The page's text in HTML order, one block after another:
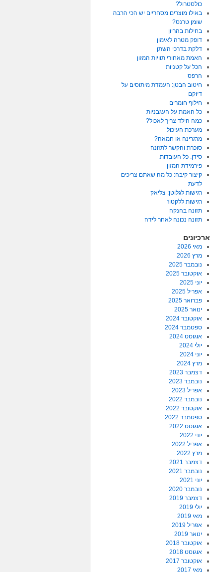
כולסטרול?
באילו מוצרים מסחריים יש הכי הרבה
שומן טרנס?
בחילות בהריון
דופק מטרה לאימון
דלקת בדרכי השתן
האמת מאחורי תוויות המזון
הכל על קטניות
הרפס
חיטוב הבטן: העמדת מיתוסים על
דיוקם
חילוף חומרים
כל האמת על העגבניות
כמה הילד צריך לאכול?
מערכת העיכול
מרגרינה או חמאה?
סוכרת והקשר לתזונה
סידן. כל העובדות.
פירמידת המזון
קיצור קיבה: כל מה שאתם צריכים
לדעת
רגישות לגלוטן: צליאק
רגישות ללקטוז
תזונה בהנקה
תזונה נכונה לאחר לידה
ארכיונים
מאי 2026
מרץ 2026
נובמבר 2025
אוקטובר 2025
יוני 2025
אפריל 2025
פברואר 2025
ינואר 2025
אוקטובר 2024
ספטמבר 2024
אוגוסט 2024
יולי 2024
יוני 2024
מרץ 2024
דצמבר 2023
נובמבר 2023
אפריל 2023
נובמבר 2022
אוקטובר 2022
ספטמבר 2022
אוגוסט 2022
יוני 2022
אפריל 2022
מרץ 2022
דצמבר 2021
נובמבר 2021
יוני 2021
נובמבר 2020
דצמבר 2019
יולי 2019
מאי 2019
אפריל 2019
ינואר 2019
אוקטובר 2018
אוגוסט 2018
אוקטובר 2017
מאי 2017